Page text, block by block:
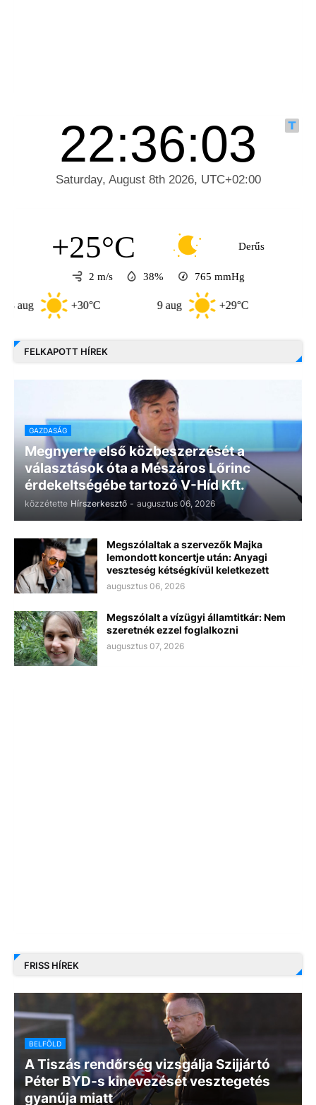
+25°C Derűs
2 m/s 38% 765 mmHg
+30°C +29°C
FELKAPOTT HÍREK
GAZDASÁG
Megnyerte első közbeszerzését a
választások óta a Mészáros Lőrinc
érdekeltségébe tartozó V-Híd Kft.
közzétette Hírszerkesztő - augusztus 06, 2026
Megszólaltak a szervezők Majka
lemondott koncertje után: Anyagi
veszteség kétségkívül keletkezett
augusztus 06, 2026
Megszólalt a vízügyi államtitkár: Nem
szeretnék ezzel foglalkozni
augusztus 07, 2026
FRISS HÍREK
BELFÖLD
A Tiszás rendőrség vizsgálja Szijjártó
Péter BYD-s kinevezését vesztegetés
gyanúja miatt